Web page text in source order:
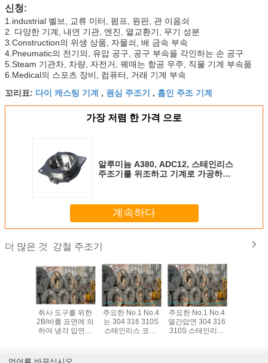
신청:
1.industrial 벨브, 교류 미터, 펌프, 원판, 관 이음쇠
2. 다양한 기계, 내연 기관, 엔진, 열교환기, 무기 성분
3.Construction의 위생 상품, 자물쇠, 배 금속 부속
4.Pneumatic의 전기의, 유압 공구, 공구 부속을 각인하는 손 공구
5.Steam 기관차, 차량, 자전거, 꿰매는 항공 우주, 직물 기계 부속품
6.Medical의 스포츠 장비, 컴퓨터, 거래 기계 부속
꼬리표: 다이 캐스팅 기계 , 원심 주조기 , 흡인 주조 기계
가장 저렴 한 가격 으로
알루미늄 A380, ADC12, 스테인리스
주조기를 위조하고 기계로 가공하는
계속하다
더 많은 것 강철 주조기
취사 도구를 위한
2B/바륨 표면에 의
하여 냉각 압연되
No.1/No.4
주요한 No.1 No.4
는 304 316 310S
스테인리스 코일,
주요한 No.1 No.4
열간압연 304 316
310S 스테인리스